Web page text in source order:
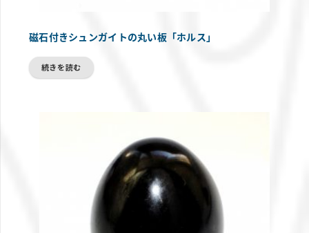
磁石付きシュンガイトの丸い板「ホルス」
続きを読む